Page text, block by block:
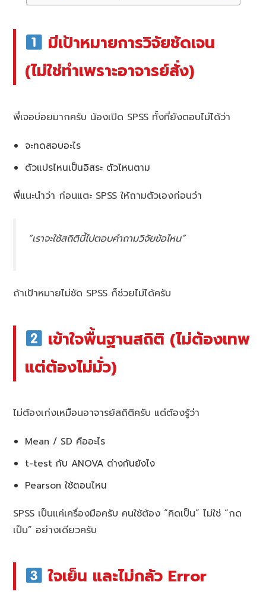
มีเป้าหมายการวิจัยชัดเจน
(ไม่ใช่ทำเพราะอาจารย์สั่ง)
พี่เจอบ่อยมากครับ น้องเปิด SPSS ทั้งที่ยังตอบไม่ได้ว่า
จะทดสอบอะไร
ตัวแปรไหนเป็นอิสระ ตัวไหนตาม
พี่แนะนำว่า ก่อนแตะ SPSS ให้ถามตัวเองก่อนว่า
“เราจะใช้สถิตินี้ไปตอบคำถามวิจัยข้อไหน”
ถ้าเป้าหมายไม่ชัด SPSS ก็ช่วยไม่ได้ครับ
เข้าใจพื้นฐานสถิติ (ไม่ต้องเทพ
แต่ต้องไม่มั่ว)
ไม่ต้องเก่งเหมือนอาจารย์สถิติครับ แต่ต้องรู้ว่า
Mean / SD คืออะไร
t-test กับ ANOVA ต่างกันยังไง
Pearson ใช้ตอนไหน
SPSS เป็นแค่เครื่องมือครับ คนใช้ต้อง “คิดเป็น” ไม่ใช่ “กด
เป็น” อย่างเดียวครับ
ใจเย็น และไม่กลัว Error